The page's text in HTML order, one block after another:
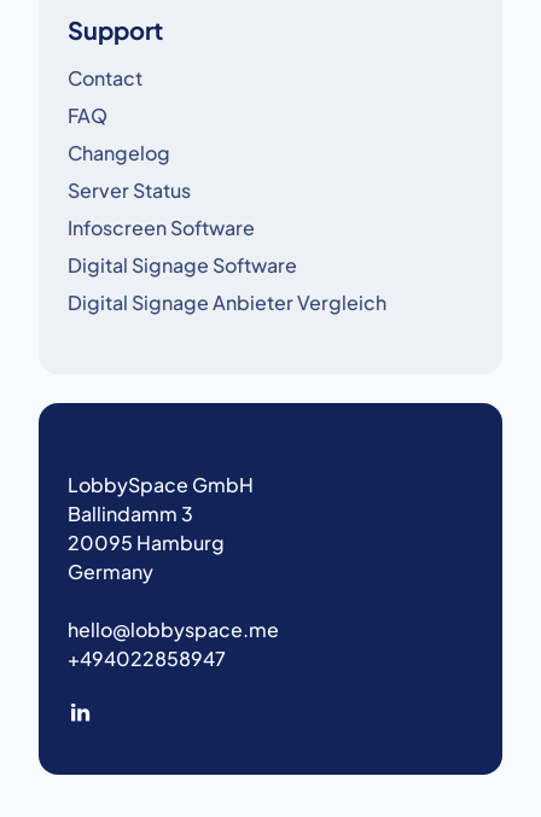
Support
Contact
FAQ
Changelog
Server Status
Infoscreen Software
Digital Signage Software
Digital Signage Anbieter Vergleich
LobbySpace GmbH
Ballindamm 3
20095 Hamburg
Germany
hello@lobbyspace.me
+494022858947
